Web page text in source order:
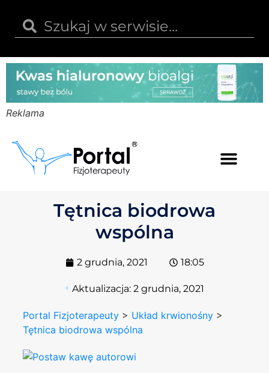
Reklama
Tętnica biodrowa
wspólna
2 grudnia, 2021 18:05
Aktualizacja: 2 grudnia, 2021
Portal Fizjoterapeuty > Układ krwionośny >
Tętnica biodrowa wspólna